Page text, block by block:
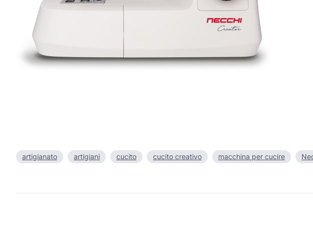
artigianato artigiani cucito cucito creativo macchina per cucire